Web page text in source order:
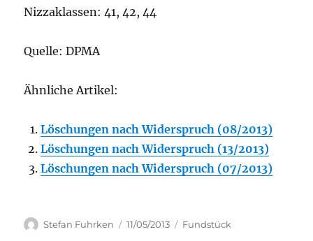
Nizzaklassen: 41, 42, 44
Quelle: DPMA
Ähnliche Artikel:
Löschungen nach Widerspruch (08/2013)
Löschungen nach Widerspruch (13/2013)
Löschungen nach Widerspruch (07/2013)
Author
Stefan Fuhrken
Posted
11/05/2013 Categories
Fundstück